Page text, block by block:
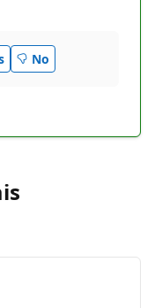
No